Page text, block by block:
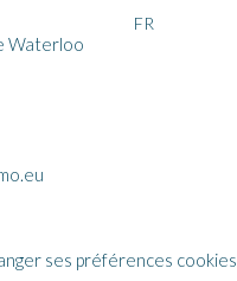
Waterloo
FR
ses préférences cookies